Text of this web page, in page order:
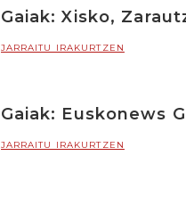
Gaiak: Xisko,
JARRAITU IRAKURTZEN
Gaiak: Euskonews
JARRAITU IRAKURTZEN